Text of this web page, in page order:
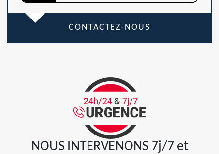
CONTACTEZ-NOUS
NOUS INTERVENONS 7j/7 et